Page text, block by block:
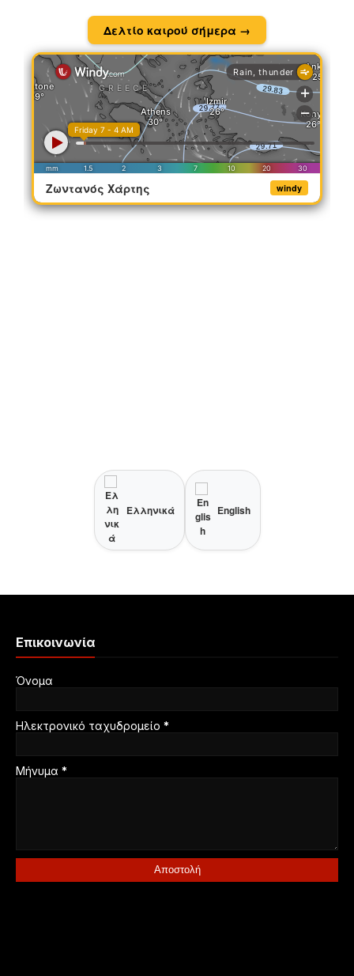
Δελτίο καιρού σήμερα →
Ζωντανός Χάρτης windy
Ελληνικά English
Επικοινωνία
Όνομα
Ηλεκτρονικό ταχυδρομείο *
Μήνυμα *